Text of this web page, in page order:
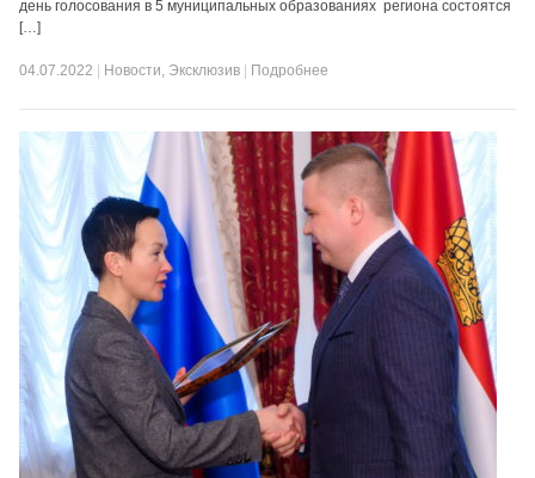
день голосования в 5 муниципальных образованиях региона состоятся
[…]
04.07.2022 Новости, Эксклюзив Подробнее